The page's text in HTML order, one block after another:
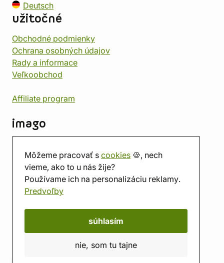
Môžeme pracovať s cookies 🍪, nech
vieme, ako to u nás žije?
Používame ich na personalizáciu reklamy.
Predvoľby
súhlasím
nie, som tu tajne
Deutsch
užitočné
Obchodné podmienky
Ochrana osobných údajov
Rady a informace
Veľkoobchod
Affiliate program
imago
Predajňa
Herňa
O nás
Hodnotenie obchodu